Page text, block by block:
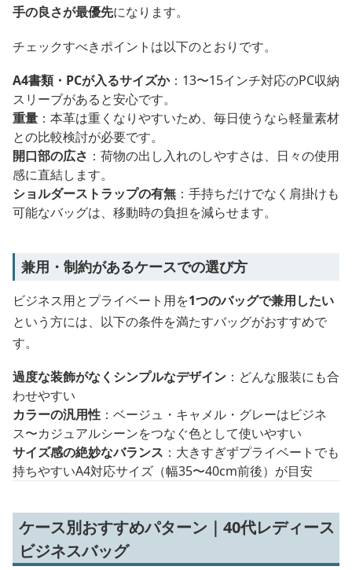
手の良さが最優先になります。
チェックすべきポイントは以下のとおりです。
A4書類・PCが入るサイズか：13〜15インチ対応のPC収納
スリーブがあると安心です。
重量 ：本革は重くなりやすいため、毎日使うなら軽量素材
との比較検討が必要です。
開口部の広さ ：荷物の出し入れのしやすさは、日々の使用
感に直結します。
ショルダーストラップの有無 ：手持ちだけでなく肩掛けも
可能なバッグは、移動時の負担を減らせます。
兼用・制約があるケースでの選び方
ビジネス用とプライベート用を1つのバッグで兼用したい
という方には、以下の条件を満たすバッグがおすすめで
す。
過度な装飾がなくシンプルなデザイン ：どんな服装にも合
わせやすい
カラーの汎用性 ：ベージュ・キャメル・グレーはビジネ
ス〜カジュアルシーンをつなぐ色として使いやすい
サイズ感の絶妙なバランス ：大きすぎずプライベートでも
持ちやすいA4対応サイズ（幅35〜40cm前後）が目安
ケース別おすすめパターン｜40代レディース
ビジネスバッグ